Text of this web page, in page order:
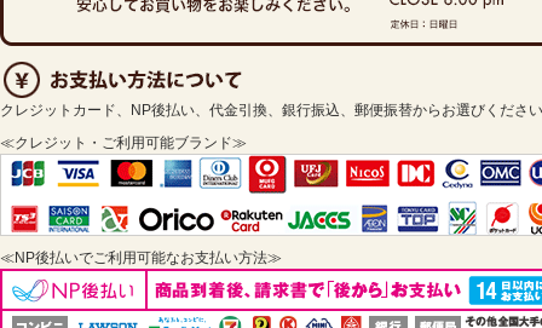
クレジットカード、NP後払い、代金引換、銀行振込、郵便振替からお選びくださ
≪クレジット・ご利用可能ブランド≫
≪NP後払いでご利用可能なお支払い方法≫